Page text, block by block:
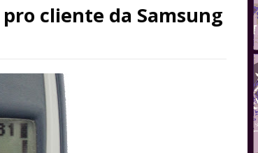
cliente da Samsung